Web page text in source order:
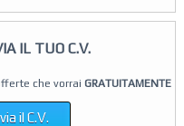
IL TUO C.V.
che vorrai GRATUITAMENTE
il C.V.